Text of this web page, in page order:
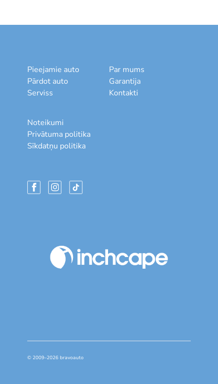
Pieejamie auto
Pārdot auto
Serviss
Par mums
Garantija
Kontakti
Noteikumi
Privātuma politika
Sīkdatņu politika
© 2009–2026 bravoauto